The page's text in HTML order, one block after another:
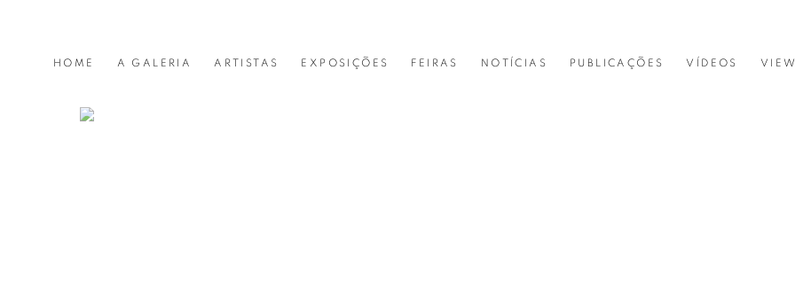
HOME A GALERIA ARTISTAS EXPOSIÇÕES FEIRAS NOTÍCIAS PUBLICAÇÕES VÍDEOS